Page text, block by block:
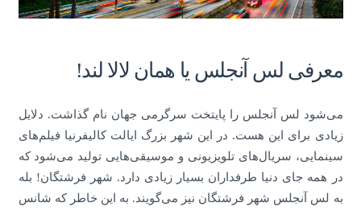
معرفی لس آنجلس یا همان لالا لند!
می‌شود لس آنجلس را پایتخت سرگرمی جهان نام گذاشت. دلایل
زیادی برای این هست. در این شهر بزرگ ایالت کالیفرنیا فیلم‌های
سینمایی، سریال‌های تلویزیونی و موسیقی‌هایی تولید می‌شود که
در همه جای دنیا طرفداران بسیار زیادی دارد. شهر فرشتگان! بله
به لس آنجلس شهر فرشتگان نیز می‌گویند. به این خاطر که شانس